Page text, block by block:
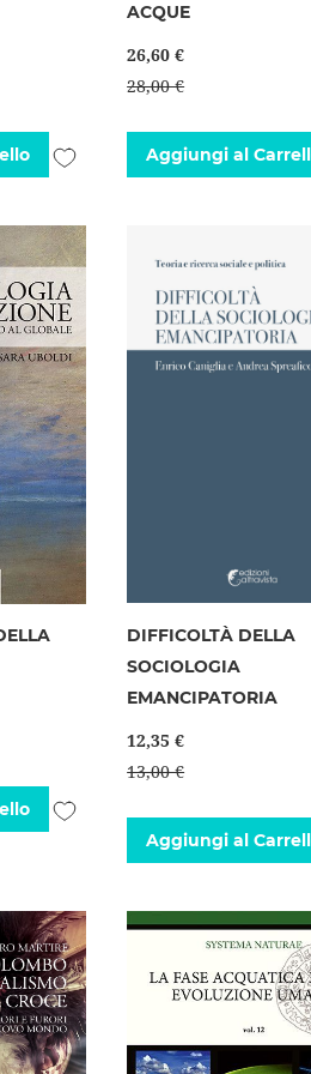
Aggiungi
lista
ACQUE
26,60 €
28,00 €
Aggiungi al
Aggiungi
desideri
DIFFICOLTÀ DELLA
SOCIOLOGIA
EMANCIPATORIA
12,35 €
13,00 €
Aggiungi al